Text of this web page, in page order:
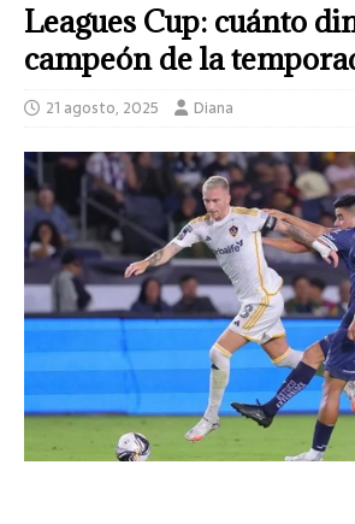
Leagues Cup: cuánto
campeón de la
21 agosto, 2025 Diana